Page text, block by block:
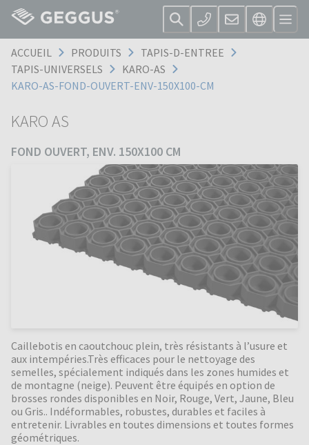
ACCUEIL PRODUITS
TAPIS-D-ENTREE
TAPIS-UNIVERSELS
KARO-AS
KARO-AS-FOND-OUVERT-ENV-150X100-CM
KARO AS
FOND OUVERT, ENV. 150X100 CM
Caillebotis en caoutchouc plein, très résistants à l’usure et
aux intempéries.Très efficaces pour le nettoyage des
semelles, spécialement indiqués dans les zones humides et
de montagne (neige). Peuvent être équipés en option de
brosses rondes disponibles en Noir, Rouge, Vert, Jaune, Bleu
ou Gris.. Indéformables, robustes, durables et faciles à
entretenir. Livrables en toutes dimensions et toutes formes
géométriques.